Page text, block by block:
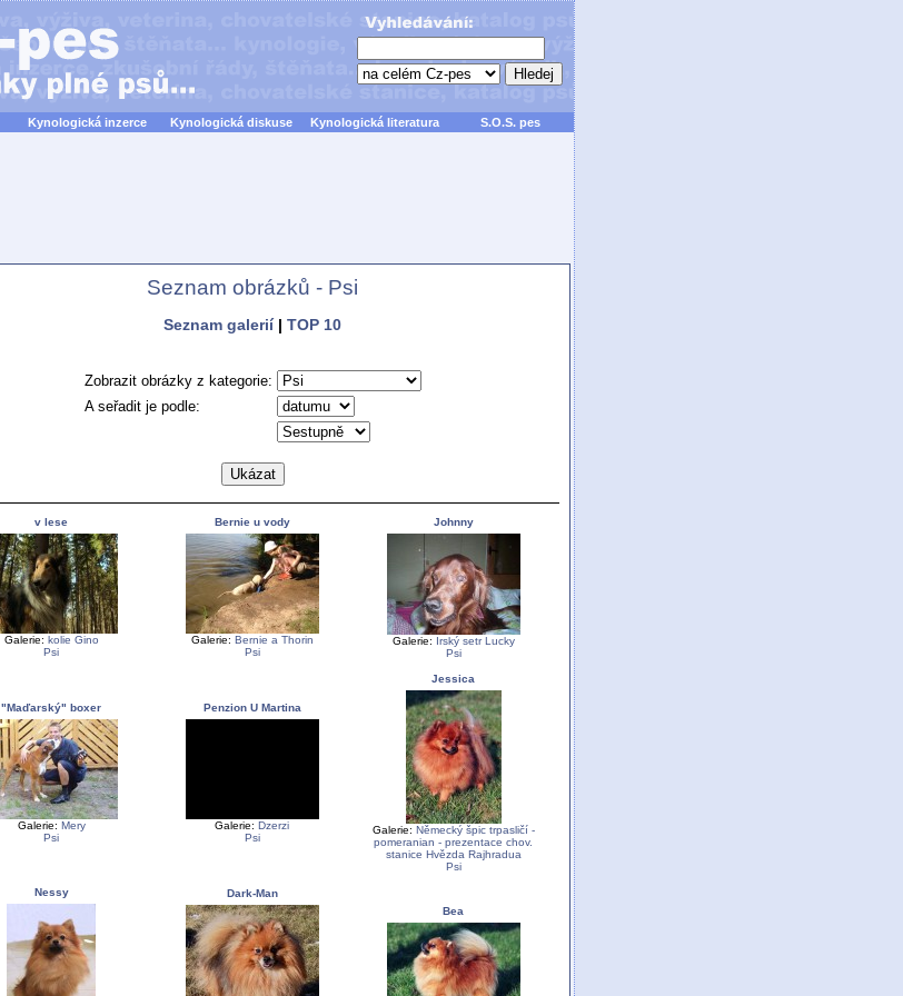
Kynologická inzerce Kynologická diskuse Kynologická literatura S.O.S. pes
Seznam obrázků - Psi
Seznam galerií| TOP 10
Zobrazit obrázky z kategorie:
A seřadit je podle:
v lese
Galerie: kolie Gino
Psi
Bernie u vody
Galerie: Bernie a Thorin
Psi
Johnny
Galerie: Irský setr Lucky
Psi
"Maďarský" boxer
Galerie: Mery
Psi
Penzion U Martina
Galerie: Dzerzi
Psi
Jessica
Galerie: Německý špic trpasličí -
pomeranian - prezentace chov.
stanice Hvězda Rajhradua
Psi
Nessy
Dark-Man
Bea